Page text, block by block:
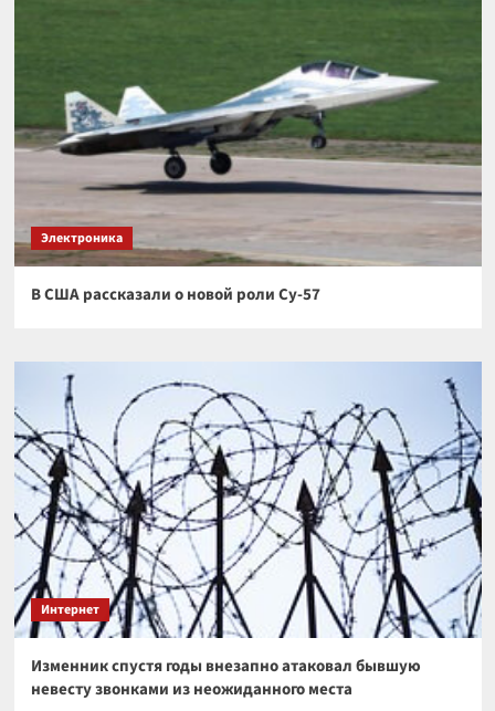
Электроника
В США рассказали о новой роли Су-57
Интернет
Изменник спустя годы внезапно атаковал бывшую
невесту звонками из неожиданного места